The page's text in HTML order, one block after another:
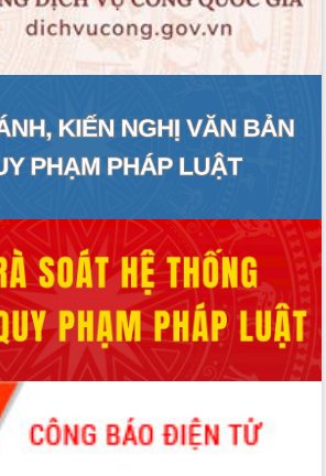
dựng hạ
Tân
thực
tư tỉnh Đắk
nhanh
tai
Quy
quy
2030,
của các